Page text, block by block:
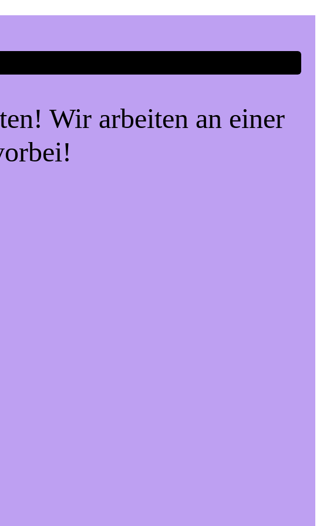
Wir arbeiten an einer